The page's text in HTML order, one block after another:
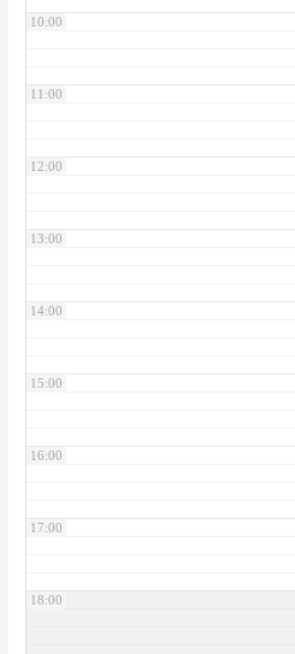
10:00
11:00
12:00
13:00
14:00
15:00
16:00
17:00
18:00